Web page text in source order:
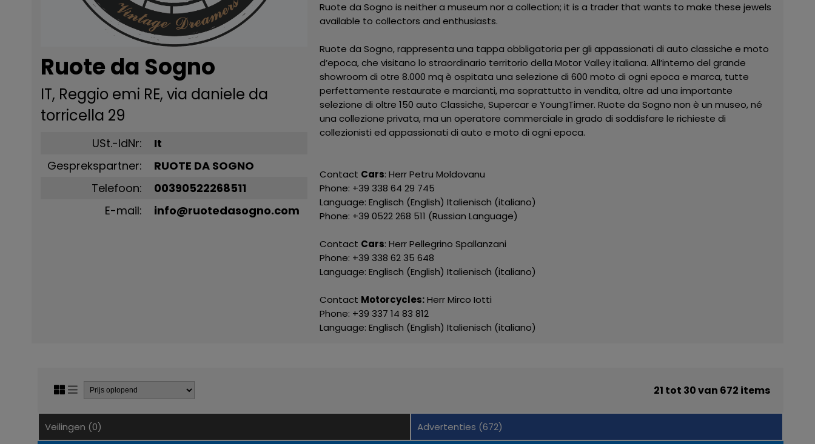
Ruote da Sogno
IT, Reggio emi RE, via daniele da
torricella 29
USt.-IdNr:
It
Gesprekspartner:
RUOTE DA SOGNO
Telefoon:
00390522268511
E-mail:
info@ruotedasogno.com
Ruote da Sogno is neither a museum nor a collection; it is a trader that wants to make these jewels
available to collectors and enthusiasts.
Ruote da Sogno, rappresenta una tappa obbligatoria per gli appassionati di auto classiche e moto
d’epoca, che visitano lo straordinario territorio della Motor Valley italiana. All’interno del grande
showroom di otre 8.000 mq è ospitata una selezione di 600 moto di ogni epoca e marca, tutte
perfettamente restaurate e marcianti, ma soprattutto in vendita, oltre ad una importante
selezione di oltre 150 auto Classiche, Supercar e YoungTimer. Ruote da Sogno non è un museo, né
una collezione privata, ma un operatore commerciale in grado di soddisfare le richieste di
collezionisti ed appassionati di auto e moto di ogni epoca.
Contact Cars: Herr Petru Moldovanu
Phone: +39 338 64 29 745
Language: Englisch (English) Italienisch (italiano)
Phone: +39 0522 268 511 (Russian Language)
Contact Cars: Herr Pellegrino Spallanzani
Phone: +39 338 62 35 648
Language: Englisch (English) Italienisch (italiano)
Contact Motorcycles:Herr Mirco Iotti
Phone: +39 337 14 83 812
Language: Englisch (English) Italienisch (italiano)
21 tot 30 van 672 items
Veilingen (0) Advertenties (672)